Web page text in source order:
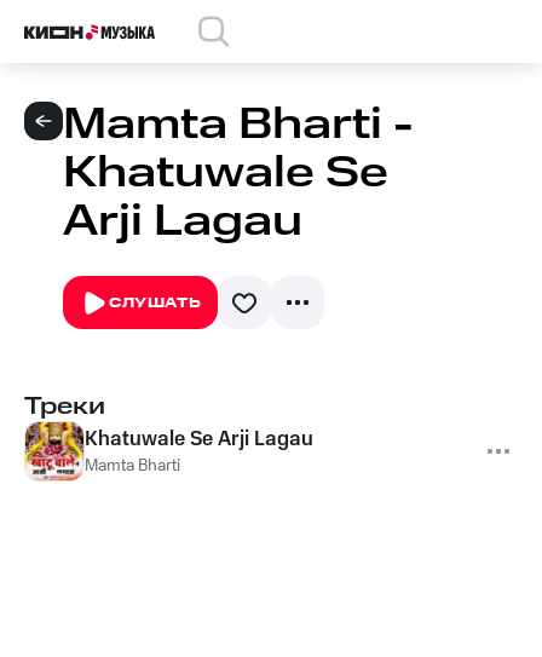
Mamta Bharti -
Khatuwale Se
Arji Lagau
СЛУШАТЬ
Треки
Khatuwale Se Arji Lagau
Mamta Bharti